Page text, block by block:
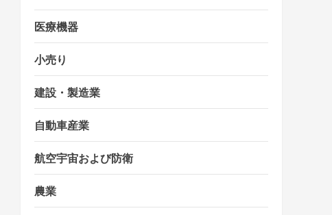
医療機器
小売り
建設・製造業
自動車産業
航空宇宙および防衛
農業